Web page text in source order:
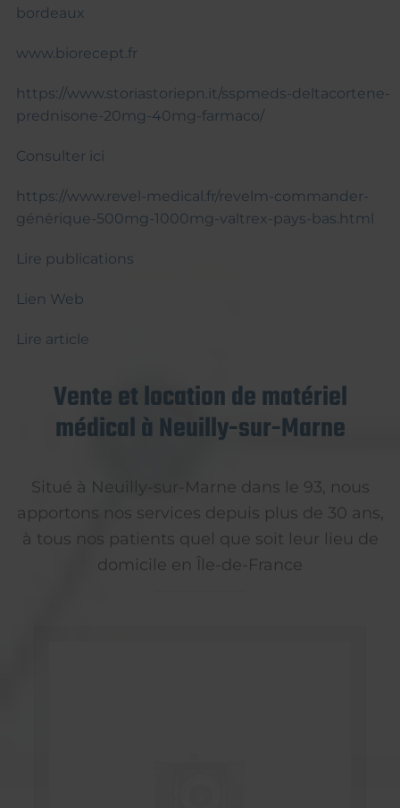
bordeaux
www.biorecept.fr
https://www.storiastoriepn.it/sspmeds-deltacortene-
prednisone-20mg-40mg-farmaco/
Consulter ici
https://www.revel-medical.fr/revelm-commander-
générique-500mg-1000mg-valtrex-pays-bas.html
Lire publications
Lien Web
Lire article
Vente et location de matériel
médical à Neuilly-sur-Marne
Situé à Neuilly-sur-Marne dans le 93, nous
apportons nos services depuis plus de 30 ans,
à tous nos patients quel que soit leur lieu de
domicile en Île-de-France